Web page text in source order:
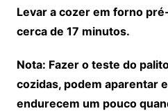
Levar a cozer em forno
cerca de 17 minutos.
Nota: Fazer o teste do
cozidas, podem aparentar
endurecem um pouco